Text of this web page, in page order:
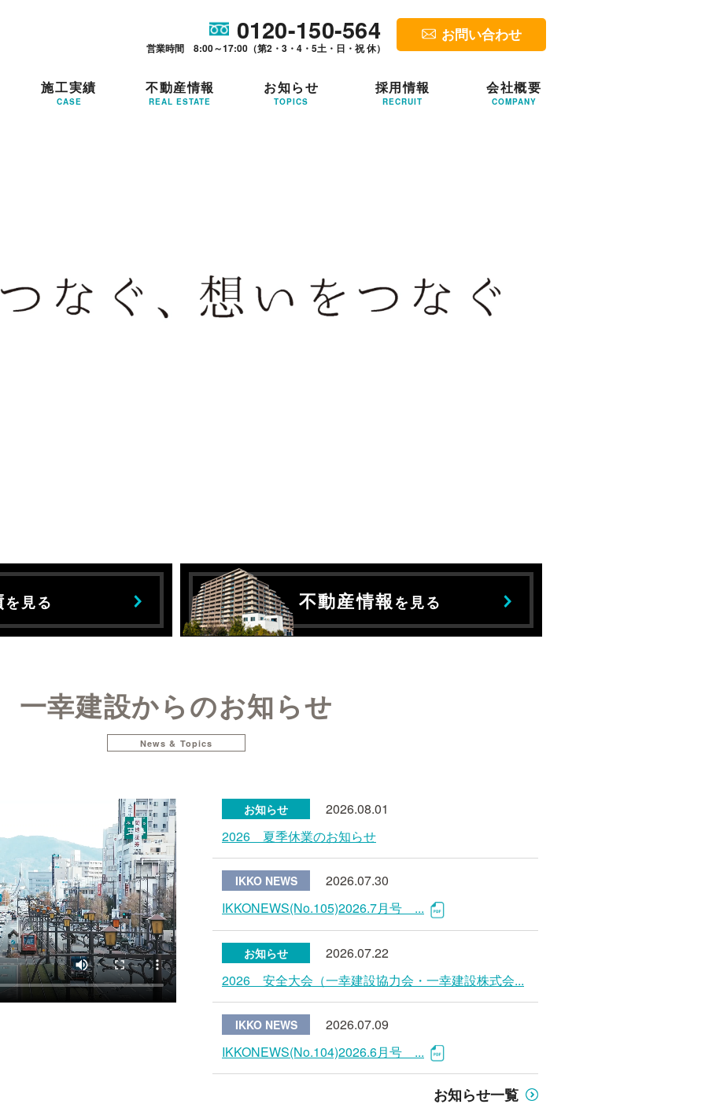
0120-150-564
営業時間 8:00～17:00（第2・3・4・5土・日・祝 休）
お問い合わせ
施工実績
CASE
不動産情報
REAL ESTATE
お知らせ
TOPICS
採用情報
RECRUIT
会社概要
COMPANY
を見る 不動産情報を見る
一幸建設からのお知らせ
News & Topics
お知らせ
2026.08.01
2026 夏季休業のお知らせ
IKKO NEWS
2026.07.30
IKKONEWS(No.105)2026.7月号 ...
お知らせ
2026.07.22
2026 安全大会（一幸建設協力会・一幸建設株式会...
IKKO NEWS
2026.07.09
IKKONEWS(No.104)2026.6月号 ...
お知らせ一覧